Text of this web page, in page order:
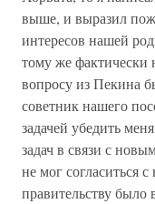
выше, и выразил
интересов нашей
тому же
вопросу из Пекина
советник нашего
задачей убедить
задач в связи с
не мог согласиться
правительству было